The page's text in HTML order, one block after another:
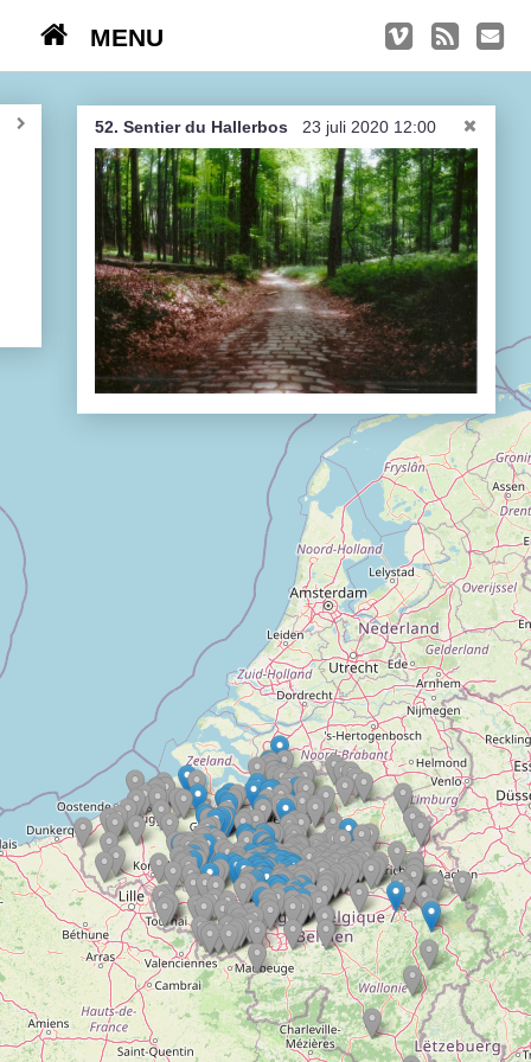
MENU
Kasseien
België / Duitsland / Nederland
Hoogtepunten
Soeperlange tocht
Afleveringen
Bounding Boxes
Ambiance, ambiance, ambiance
Schapentocht
Het lossen van de kunst
Kerkstraten
7 rollen van Steven Seagal
Dodentocht
Redelijk slecht weer
In vogelvlucht
52. Sentier du Hallerbos 23 juli 2020 12:00